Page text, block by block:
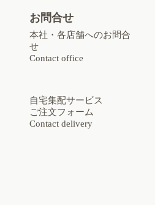
お問合せ
本社・各店舗へのお問合
せ
Contact office
自宅集配サービス
ご注文フォーム
Contact delivery